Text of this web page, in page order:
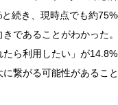
続き、現時点でも約
きであることがわかった
たら利用したい」が
繋がる可能性があるこ